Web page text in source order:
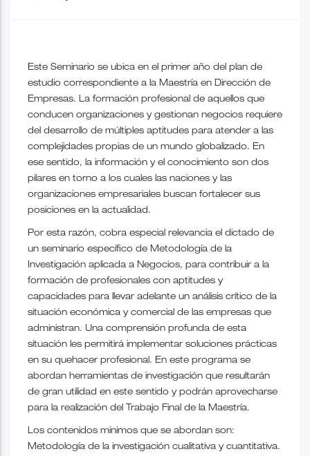
Este Seminario se ubica en el primer año del plan de
estudio correspondiente a la Maestría en Dirección de
Empresas. La formación profesional de aquellos que
conducen organizaciones y gestionan negocios requiere
del desarrollo de múltiples aptitudes para atender a las
complejidades propias de un mundo globalizado. En
ese sentido, la información y el conocimiento son dos
pilares en torno a los cuales las naciones y las
organizaciones empresariales buscan fortalecer sus
posiciones en la actualidad.
Por esta razón, cobra especial relevancia el dictado de
un seminario específico de Metodología de la
Investigación aplicada a Negocios, para contribuir a la
formación de profesionales con aptitudes y
capacidades para llevar adelante un análisis crítico de la
situación económica y comercial de las empresas que
administran. Una comprensión profunda de esta
situación les permitirá implementar soluciones prácticas
en su quehacer profesional. En este programa se
abordan herramientas de investigación que resultarán
de gran utilidad en este sentido y podrán aprovecharse
para la realización del Trabajo Final de la Maestría.
Los contenidos mínimos que se abordan son:
Metodología de la investigación cualitativa y cuantitativa.